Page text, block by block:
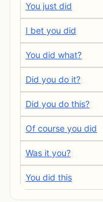
You just did
I bet you did
You did what?
Did you do it?
Did you do this?
Of course you did
Was it you?
You did this